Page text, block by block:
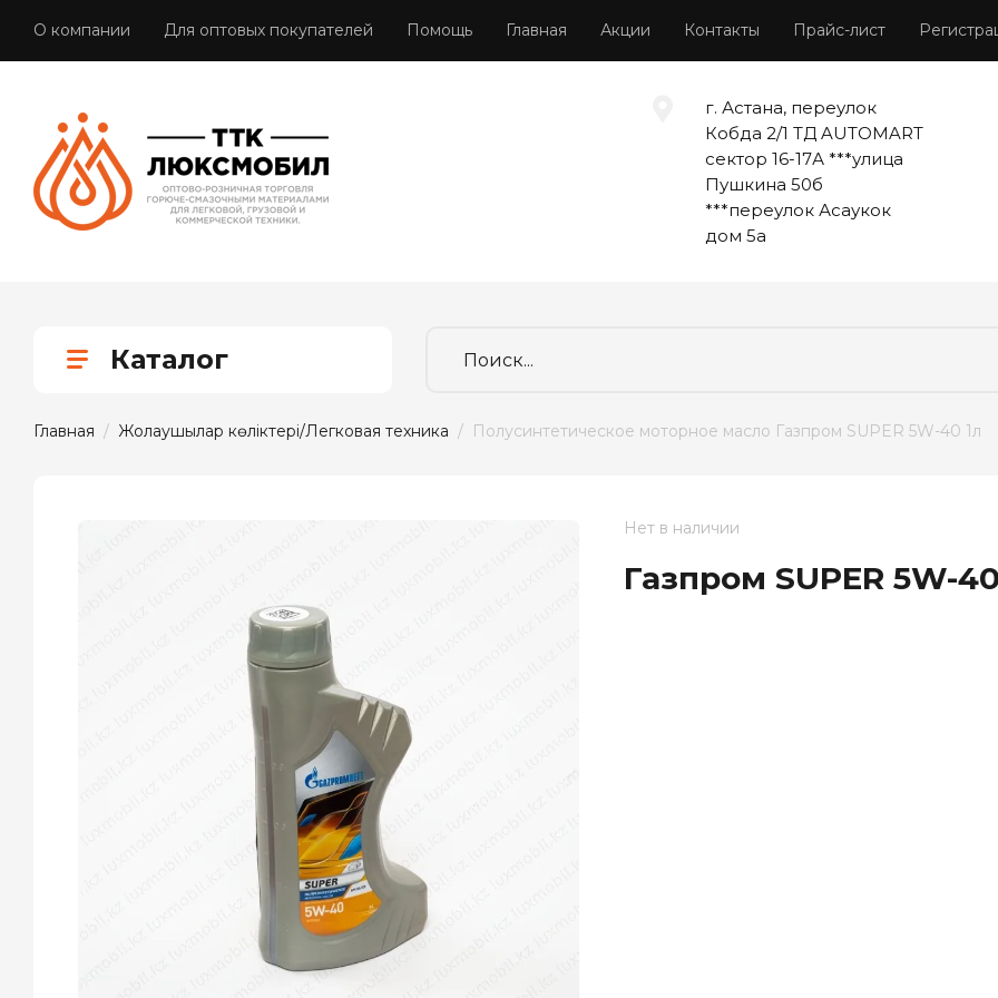
О компании Для оптовых покупателей Помощь Главная Акции Контакты Прайс-лист
г. Астана, переулок
Кобда 2/1 ТД AUTOMART
сектор 16-17А ***улица
Пушкина 50б
***переулок Асаукок
дом 5а
Каталог
Главная / Жолаушылар көліктері/Легковая техника /  Полусинтетическое моторное масло Газпром SUPER 5W-40 1л
Нет в наличии
Газпром SUPER 5W-